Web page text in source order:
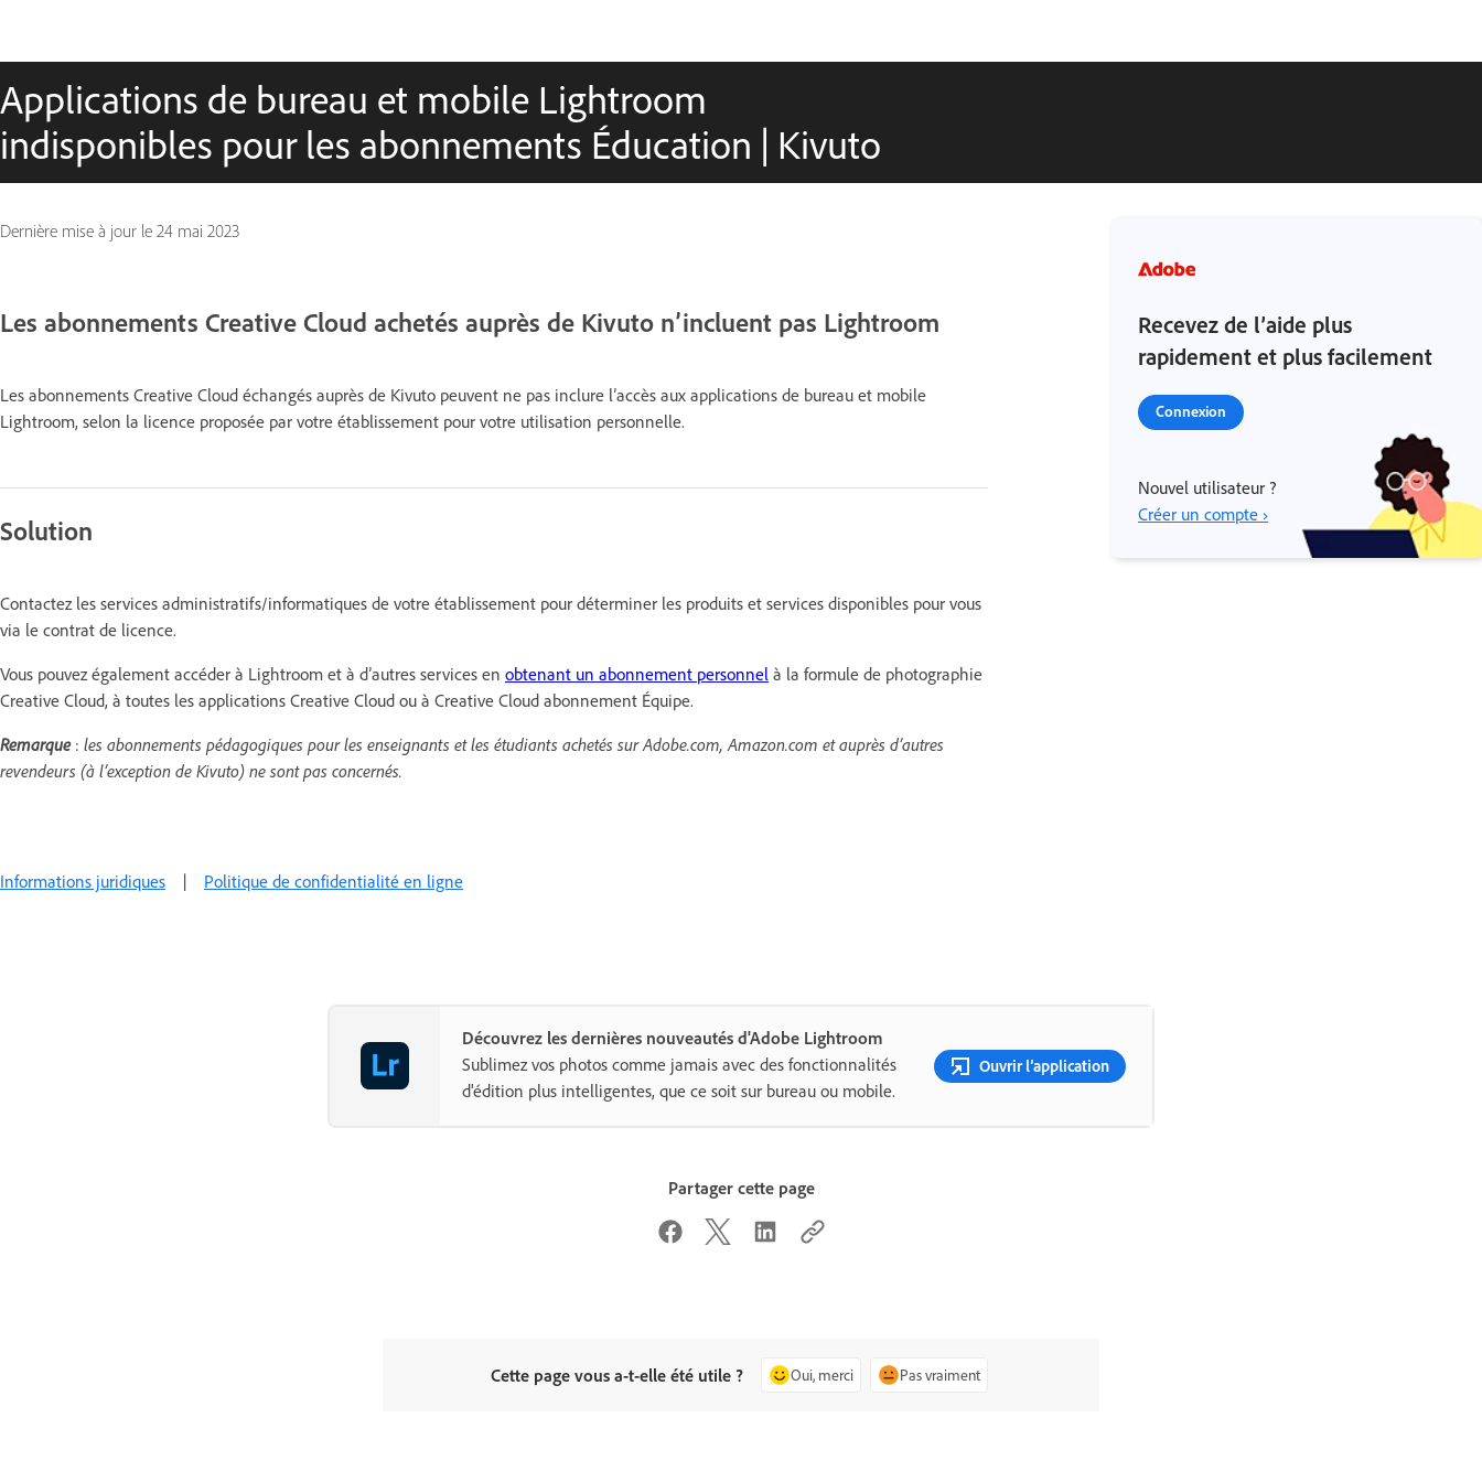
Applications de bureau et mobile Lightroom
indisponibles pour les abonnements Éducation | Kivuto
Dernière mise à jour le 24 mai 2023
Les abonnements Creative Cloud achetés auprès de Kivuto n’incluent pas Lightroom
Les abonnements Creative Cloud échangés auprès de Kivuto peuvent ne pas inclure l’accès aux applications de bureau et mobile
Lightroom, selon la licence proposée par votre établissement pour votre utilisation personnelle.
Solution
Contactez les services administratifs/informatiques de votre établissement pour déterminer les produits et services disponibles pour vous
via le contrat de licence.
Vous pouvez également accéder à Lightroom et à d’autres services en obtenant un abonnement personnel à la formule de photographie
Creative Cloud, à toutes les applications Creative Cloud ou à Creative Cloud abonnement Équipe.
Remarque: les abonnements pédagogiques pour les enseignants et les étudiants achetés sur Adobe.com, Amazon.com et auprès d’autres
revendeurs (à l’exception de Kivuto) ne sont pas concernés.
Recevez de l’aide plus
rapidement et plus facilement
Connexion
Nouvel utilisateur ?
Créer un compte ›
Informations juridiques | Politique de confidentialité en ligne
Découvrez les dernières nouveautés d'Adobe Lightroom
Sublimez vos photos comme jamais avec des fonctionnalités
d'édition plus intelligentes, que ce soit sur bureau ou mobile.
Ouvrir l’application
Partager cette page
Cette page vous a-t-elle été utile ? Oui, merci Pas vraiment